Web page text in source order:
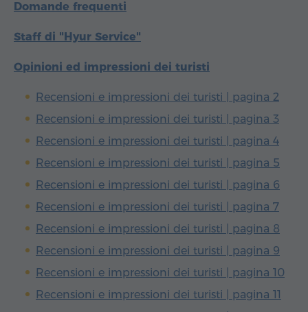
Domande frequenti
Staff di "Hyur Service"
Opinioni ed impressioni dei turisti
Recensioni e impressioni dei turisti | pagina 2
Recensioni e impressioni dei turisti | pagina 3
Recensioni e impressioni dei turisti | pagina 4
Recensioni e impressioni dei turisti | pagina 5
Recensioni e impressioni dei turisti | pagina 6
Recensioni e impressioni dei turisti | pagina 7
Recensioni e impressioni dei turisti | pagina 8
Recensioni e impressioni dei turisti | pagina 9
Recensioni e impressioni dei turisti | pagina 10
Recensioni e impressioni dei turisti | pagina 11